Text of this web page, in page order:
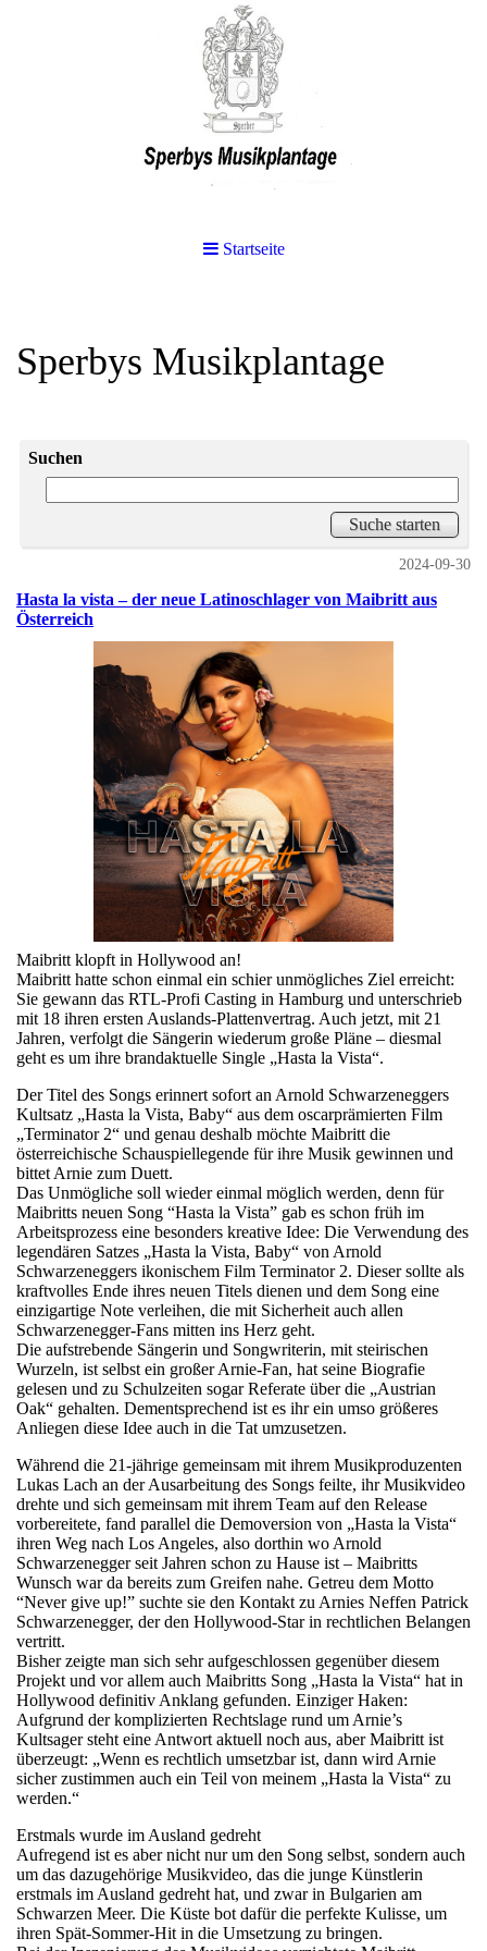
Startseite
Sperbys Musikplantage
Suchen
2024-09-30
Hasta la vista – der neue Latinoschlager von Maibritt aus
Österreich
Maibritt klopft in Hollywood an!
Maibritt hatte schon einmal ein schier unmögliches Ziel erreicht:
Sie gewann das RTL-Profi Casting in Hamburg und unterschrieb
mit 18 ihren ersten Auslands-Plattenvertrag. Auch jetzt, mit 21
Jahren, verfolgt die Sängerin wiederum große Pläne – diesmal
geht es um ihre brandaktuelle Single „Hasta la Vista“.
Der Titel des Songs erinnert sofort an Arnold Schwarzeneggers
Kultsatz „Hasta la Vista, Baby“ aus dem oscarprämierten Film
„Terminator 2“ und genau deshalb möchte Maibritt die
österreichische Schauspiellegende für ihre Musik gewinnen und
bittet Arnie zum Duett.
Das Unmögliche soll wieder einmal möglich werden, denn für
Maibritts neuen Song “Hasta la Vista” gab es schon früh im
Arbeitsprozess eine besonders kreative Idee: Die Verwendung des
legendären Satzes „Hasta la Vista, Baby“ von Arnold
Schwarzeneggers ikonischem Film Terminator 2. Dieser sollte als
kraftvolles Ende ihres neuen Titels dienen und dem Song eine
einzigartige Note verleihen, die mit Sicherheit auch allen
Schwarzenegger-Fans mitten ins Herz geht.
Die aufstrebende Sängerin und Songwriterin, mit steirischen
Wurzeln, ist selbst ein großer Arnie-Fan, hat seine Biografie
gelesen und zu Schulzeiten sogar Referate über die „Austrian
Oak“ gehalten. Dementsprechend ist es ihr ein umso größeres
Anliegen diese Idee auch in die Tat umzusetzen.
Während die 21-jährige gemeinsam mit ihrem Musikproduzenten
Lukas Lach an der Ausarbeitung des Songs feilte, ihr Musikvideo
drehte und sich gemeinsam mit ihrem Team auf den Release
vorbereitete, fand parallel die Demoversion von „Hasta la Vista“
ihren Weg nach Los Angeles, also dorthin wo Arnold
Schwarzenegger seit Jahren schon zu Hause ist – Maibritts
Wunsch war da bereits zum Greifen nahe. Getreu dem Motto
“Never give up!” suchte sie den Kontakt zu Arnies Neffen Patrick
Schwarzenegger, der den Hollywood-Star in rechtlichen Belangen
vertritt.
Bisher zeigte man sich sehr aufgeschlossen gegenüber diesem
Projekt und vor allem auch Maibritts Song „Hasta la Vista“ hat in
Hollywood definitiv Anklang gefunden. Einziger Haken:
Aufgrund der komplizierten Rechtslage rund um Arnie’s
Kultsager steht eine Antwort aktuell noch aus, aber Maibritt ist
überzeugt: „Wenn es rechtlich umsetzbar ist, dann wird Arnie
sicher zustimmen auch ein Teil von meinem „Hasta la Vista“ zu
werden.“
Erstmals wurde im Ausland gedreht
Aufregend ist es aber nicht nur um den Song selbst, sondern auch
um das dazugehörige Musikvideo, das die junge Künstlerin
erstmals im Ausland gedreht hat, und zwar in Bulgarien am
Schwarzen Meer. Die Küste bot dafür die perfekte Kulisse, um
ihren Spät-Sommer-Hit in die Umsetzung zu bringen.